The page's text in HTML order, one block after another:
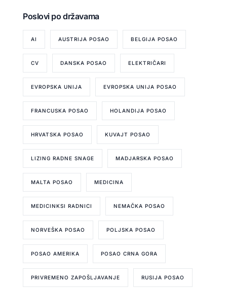
Poslovi po državama
AI AUSTRIJA POSAO BELGIJA POSAO
CV DANSKA POSAO ELEKTRIČARI
EVROPSKA UNIJA EVROPSKA UNIJA POSAO
FRANCUSKA POSAO HOLANDIJA POSAO
HRVATSKA POSAO KUVAJT POSAO
LIZING RADNE SNAGE MADJARSKA POSAO
MALTA POSAO MEDICINA
MEDICINKSI RADNICI NEMAČKA POSAO
NORVEŠKA POSAO POLJSKA POSAO
POSAO AMERIKA POSAO CRNA GORA
PRIVREMENO ZAPOŠLJAVANJE RUSIJA POSAO